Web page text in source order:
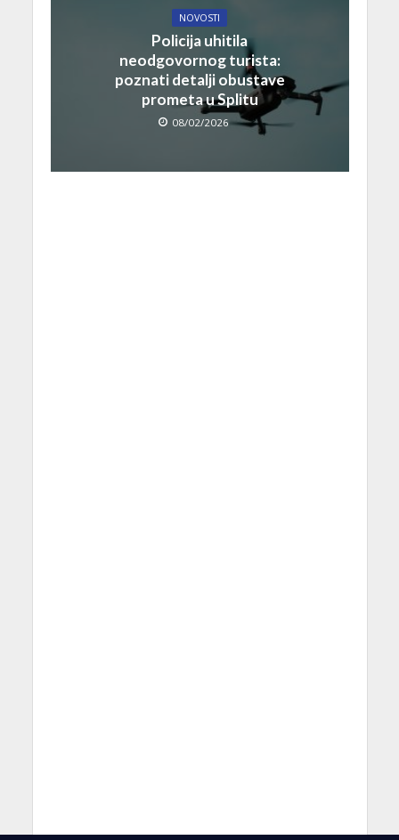
NOVOSTI
Policija uhitila
neodgovornog turista:
poznati detalji obustave
prometa u Splitu
08/02/2026